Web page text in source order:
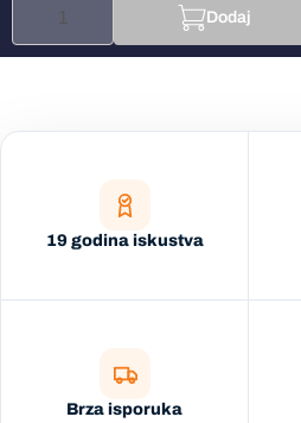
Dodaj
19 godina iskustva
Brza isporuka